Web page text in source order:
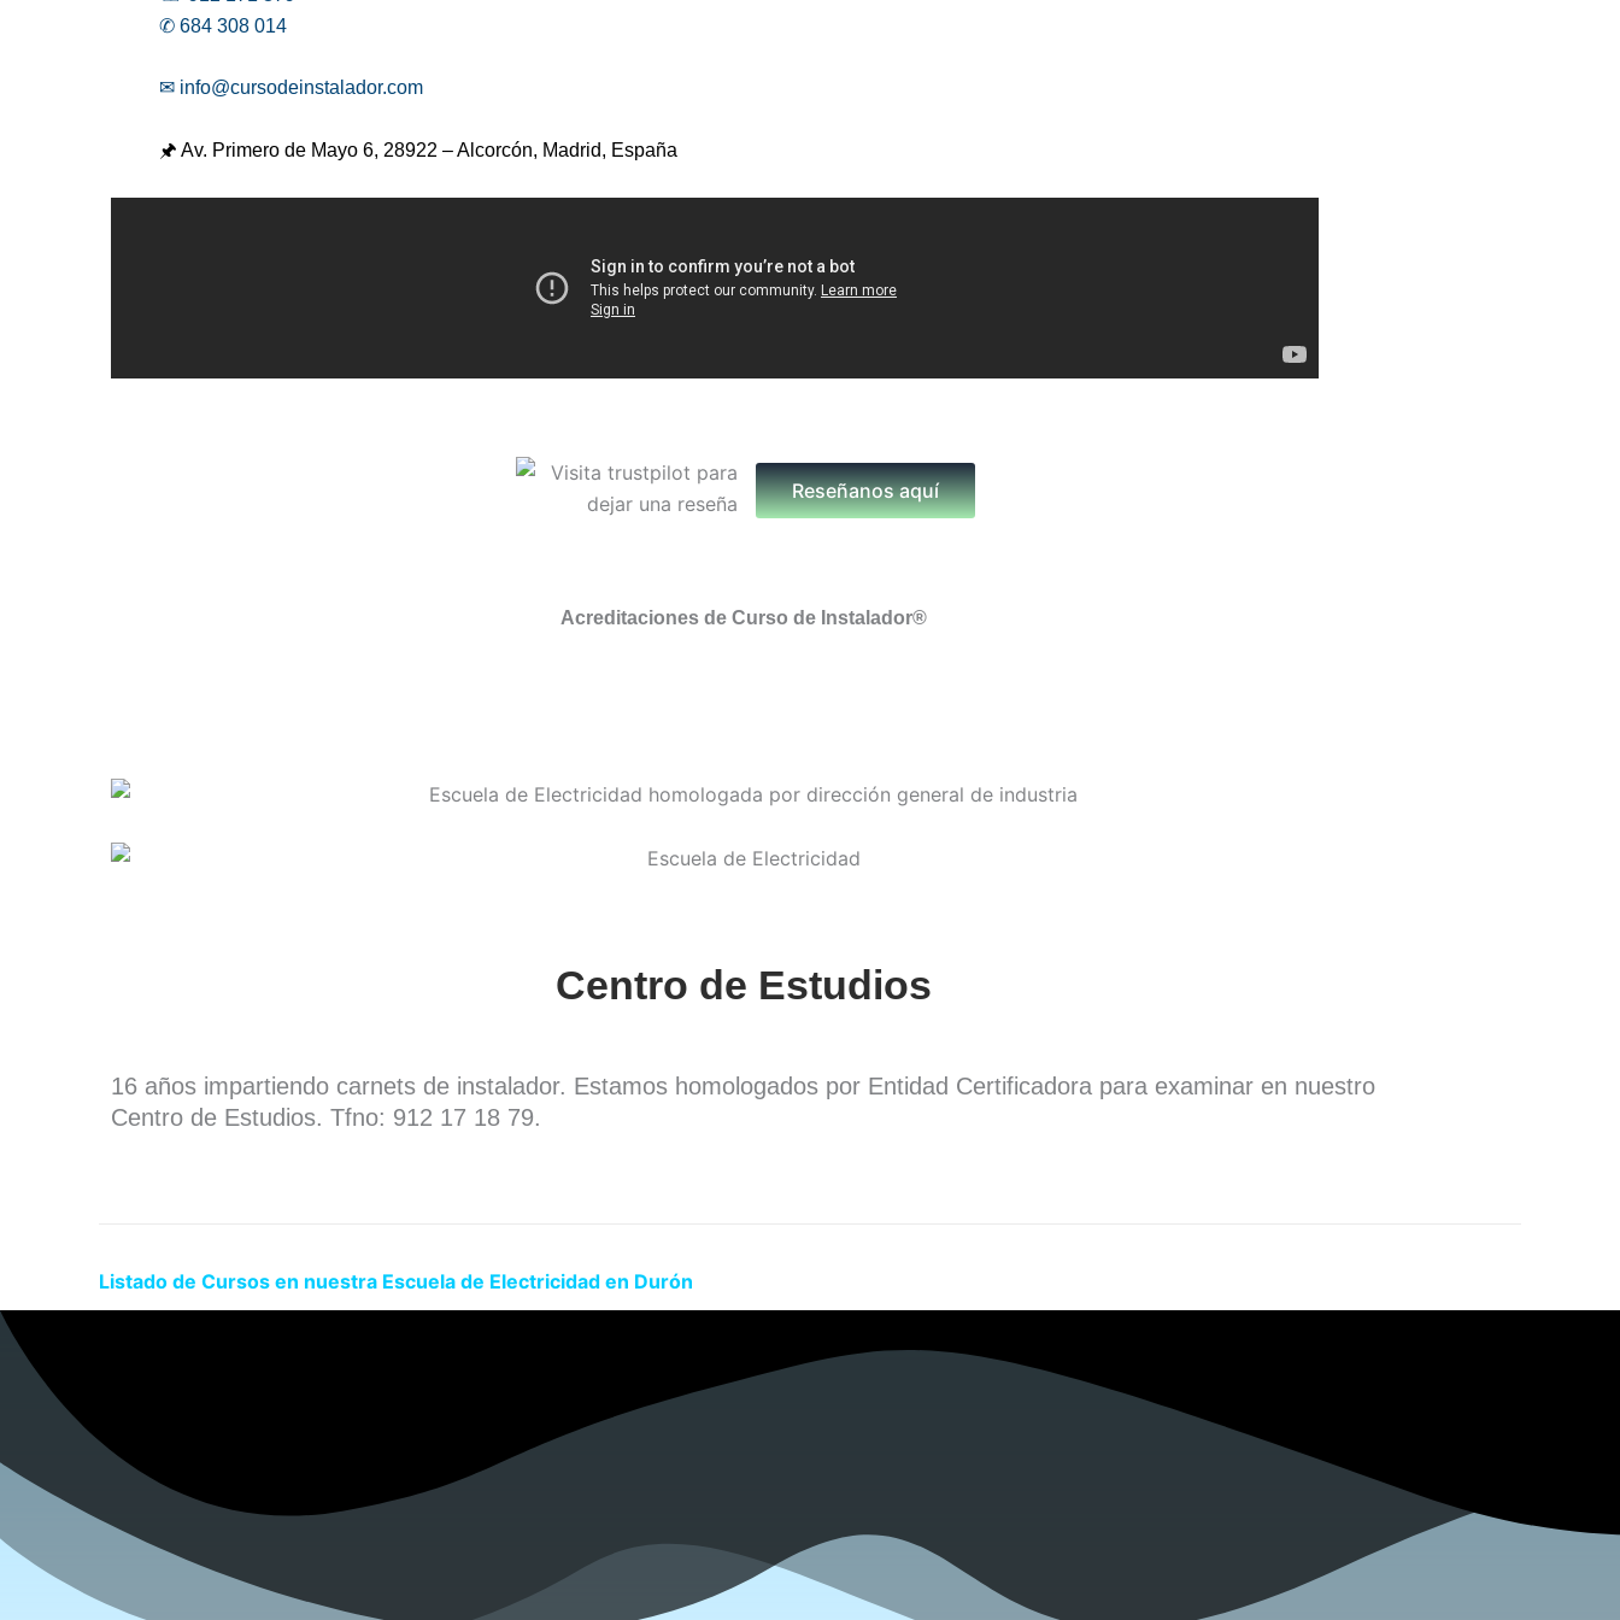
✆ 684 308 014
✉ info@cursodeinstalador.com
🖈 Av. Primero de Mayo 6, 28922 – Alcorcón, Madrid, España
Reseñanos aquí
Acreditaciones de Curso de Instalador®
Centro de Estudios
16 años impartiendo carnets de instalador. Estamos homologados por Entidad Certificadora para examinar en nuestro
Centro de Estudios. Tfno: 912 17 18 79.
Listado de Cursos en nuestra Escuela de Electricidad en Durón